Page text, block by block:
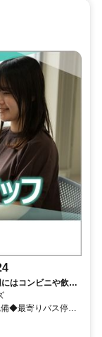
はコンビニや飲食
◆最寄りバス停